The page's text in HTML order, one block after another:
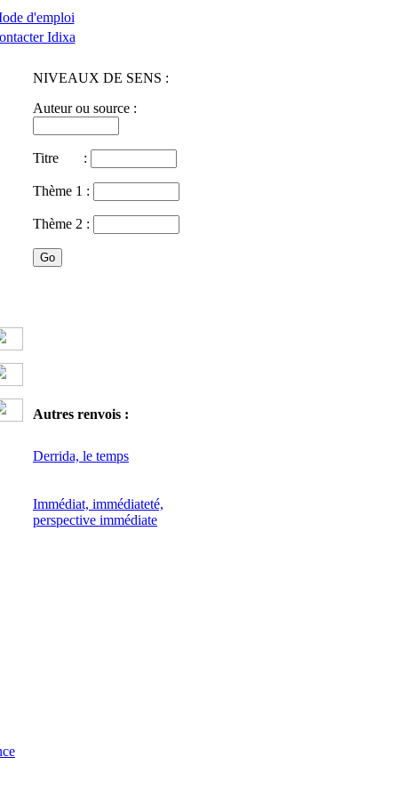
d'emploi
Idixa
NIVEAUX DE SENS :
Auteur ou source :
Titre :
Thème 1 :
Thème 2 :
Autres renvois :
Derrida, le temps
Immédiat, immédiateté,
perspective immédiate